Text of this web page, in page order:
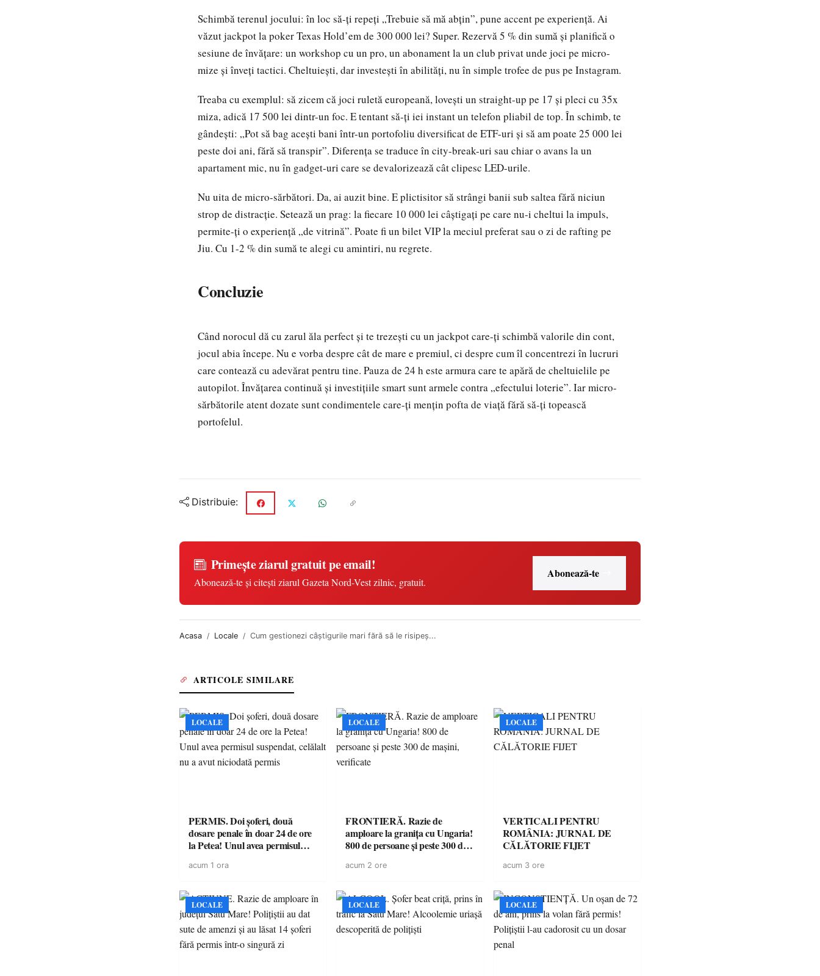
Schimbă terenul jocului: în loc să-ți repeți „Trebuie să mă abțin”, pune accent pe experiență. Ai
văzut jackpot la poker Texas Hold’em de 300 000 lei? Super. Rezervă 5 % din sumă și planifică o
sesiune de învățare: un workshop cu un pro, un abonament la un club privat unde joci pe micro-
mize și înveți tactici. Cheltuiești, dar investești în abilități, nu în simple trofee de pus pe Instagram.
Treaba cu exemplul: să zicem că joci ruletă europeană, lovești un straight-up pe 17 și pleci cu 35x
miza, adică 17 500 lei dintr-un foc. E tentant să-ți iei instant un telefon pliabil de top. În schimb, te
gândești: „Pot să bag acești bani într-un portofoliu diversificat de ETF-uri și să am poate 25 000 lei
peste doi ani, fără să transpir”. Diferența se traduce în city-break-uri sau chiar o avans la un
apartament mic, nu în gadget-uri care se devalorizează cât clipesc LED-urile.
Nu uita de micro-sărbători. Da, ai auzit bine. E plictisitor să strângi banii sub saltea fără niciun
strop de distracție. Setează un prag: la fiecare 10 000 lei câștigați pe care nu-i cheltui la impuls,
permite-ți o experiență „de vitrină”. Poate fi un bilet VIP la meciul preferat sau o zi de rafting pe
Jiu. Cu 1-2 % din sumă te alegi cu amintiri, nu regrete.
Concluzie
Când norocul dă cu zarul ăla perfect și te trezești cu un jackpot care-ți schimbă valorile din cont,
jocul abia începe. Nu e vorba despre cât de mare e premiul, ci despre cum îl concentrezi în lucruri
care contează cu adevărat pentru tine. Pauza de 24 h este armura care te apără de cheltuielile pe
autopilot. Învățarea continuă și investițiile smart sunt armele contra „efectului loterie”. Iar micro-
sărbătorile atent dozate sunt condimentele care-ți mențin pofta de viață fără să-ți topească
portofelul.
Distribuie:
Primește ziarul gratuit pe email!
Abonează-te și citești ziarul Gazeta Nord-Vest zilnic, gratuit.
Abonează-te
Acasa Locale Cum gestionezi câștigurile mari fără să le risipeș...
ARTICOLE SIMILARE
LOCALE
PERMIS. Doi șoferi, două
dosare penale în doar 24 de ore
la Petea! Unul avea permisul
niciodată permis
acum 1 ora
LOCALE
FRONTIERĂ. Razie de
amploare la granița cu Ungaria!
800 de persoane și peste 300 de
acum 2 ore
LOCALE
VERTICALI PENTRU
ROMÂNIA: JURNAL DE
CĂLĂTORIE FIJET
acum 3 ore
LOCALE LOCALE LOCALE